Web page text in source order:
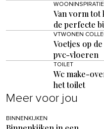
WOONINSPIRATIE
Van vorm tot
de perfecte
VTWONEN
Voetjes op
pvc-vloeren
TOILET
Wc make-
het toilet
Meer voor jou
BINNENKIJKEN